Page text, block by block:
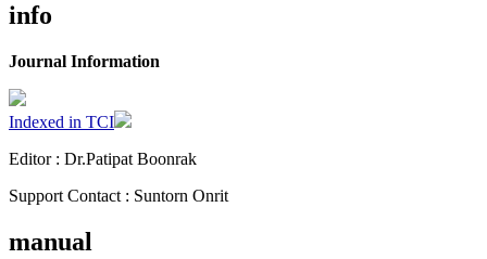
info
Journal Information
Indexed in TCI
Editor : Dr.Patipat Boonrak
Support Contact : Suntorn Onrit
manual